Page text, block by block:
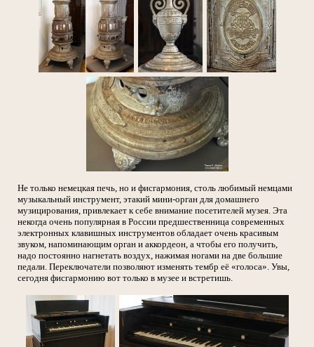
Не только немецкая печь, но и фисгармония, столь любимый немцами
музыкальный инструмент, этакий мини-орган для домашнего
музицирования, привлекает к себе внимание посетителей музея. Эта
некогда очень популярная в России предшественница современных
электронных клавишных инструментов обладает очень красивым
звуком, напоминающим орган и аккордеон, а чтобы его получить,
надо постоянно нагнетать воздух, нажимая ногами на две большие
педали. Переключатели позволяют изменять тембр её «голоса». Увы,
сегодня фисгармонию вот только в музее и встретишь.